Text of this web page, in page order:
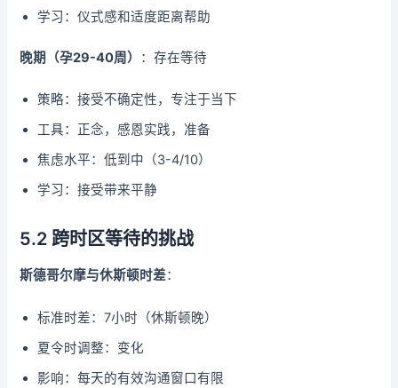
学习：仪式感和适度距离帮助
晚期（孕29-40周） ：存在等待
策略：接受不确定性，专注于当下
工具：正念，感恩实践，准备
焦虑水平：低到中（3-4/10）
学习：接受带来平静
5.2 跨时区等待的挑战
斯德哥尔摩与休斯顿时差：
标准时差：7小时（休斯顿晚）
夏令时调整：变化
影响：每天的有效沟通窗口有限